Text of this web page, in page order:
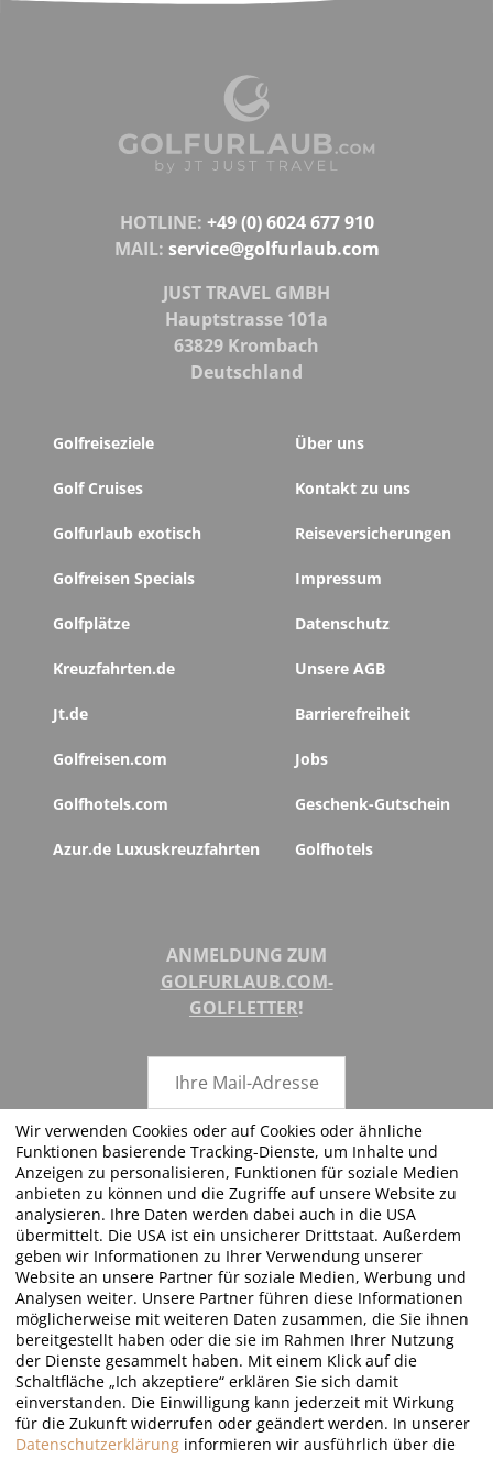
HOTLINE: +49 (0) 6024 677 910
MAIL: service@golfurlaub.com
JUST TRAVEL GMBH
Hauptstrasse 101a
63829 Krombach
Deutschland
Golfreiseziele
Golf Cruises
Golfurlaub exotisch
Golfreisen Specials
Golfplätze
Kreuzfahrten.de
Jt.de
Golfreisen.com
Golfhotels.com
Azur.de Luxuskreuzfahrten
Über uns
Kontakt zu uns
Reiseversicherungen
Impressum
Datenschutz
Unsere AGB
Barrierefreiheit
Jobs
Geschenk-Gutschein
Golfhotels
ANMELDUNG ZUM
GOLFURLAUB.COM-
GOLFLETTER!
ABSENDEN
FOLGEN SIE UNS!
©2026 · Golfurlaub.com by JT Just Travel - all rights reserved
Wir verwenden Cookies oder auf Cookies oder ähnliche
Funktionen basierende Tracking-Dienste, um Inhalte und
Anzeigen zu personalisieren, Funktionen für soziale Medien
anbieten zu können und die Zugriffe auf unsere Website zu
analysieren. Ihre Daten werden dabei auch in die USA
übermittelt. Die USA ist ein unsicherer Drittstaat. Außerdem
geben wir Informationen zu Ihrer Verwendung unserer
Website an unsere Partner für soziale Medien, Werbung und
Analysen weiter. Unsere Partner führen diese Informationen
möglicherweise mit weiteren Daten zusammen, die Sie ihnen
bereitgestellt haben oder die sie im Rahmen Ihrer Nutzung
der Dienste gesammelt haben. Mit einem Klick auf die
Schaltfläche „Ich akzeptiere“ erklären Sie sich damit
einverstanden. Die Einwilligung kann jederzeit mit Wirkung
für die Zukunft widerrufen oder geändert werden. In unserer
Datenschutzerklärung informieren wir ausführlich über die